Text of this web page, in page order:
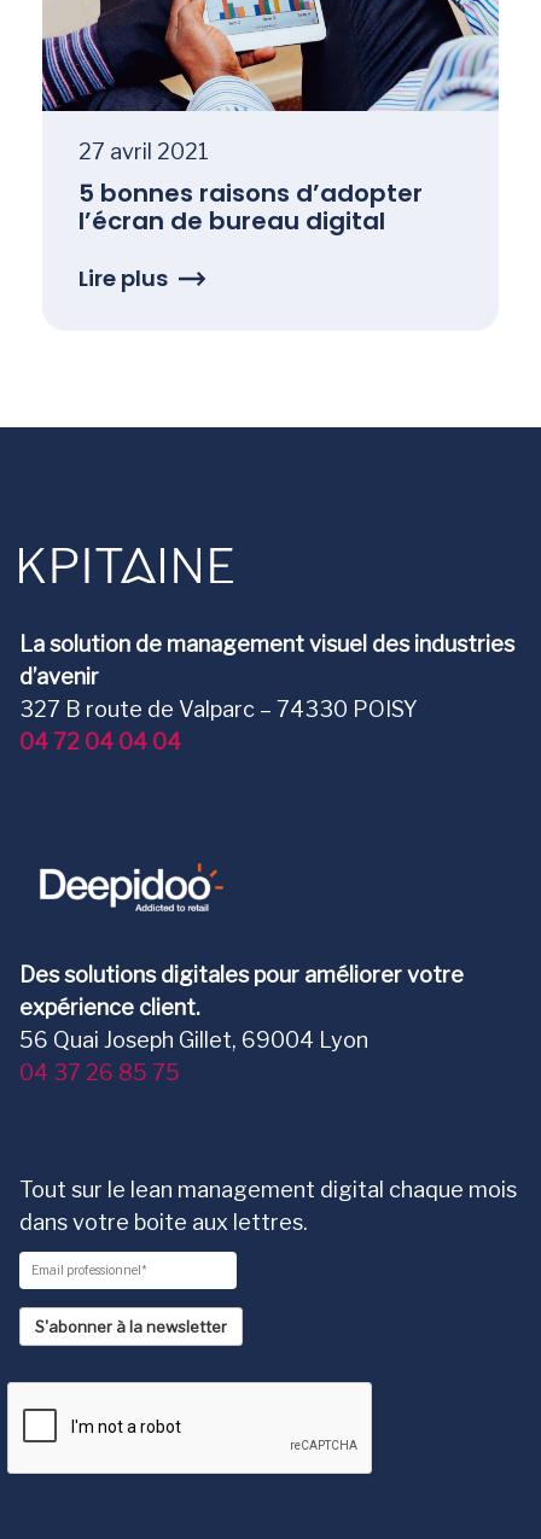
27 avril 2021
5 bonnes raisons d’adopter
l’écran de bureau digital
Lire plus
La solution de management visuel des industries
d’avenir
327 B route de Valparc – 74330 POISY
04 72 04 04 04
Des solutions digitales pour améliorer votre
expérience client.
56 Quai Joseph Gillet, 69004 Lyon
04 37 26 85 75
Tout sur le lean management digital chaque mois
dans votre boite aux lettres.
S'abonner à la newsletter